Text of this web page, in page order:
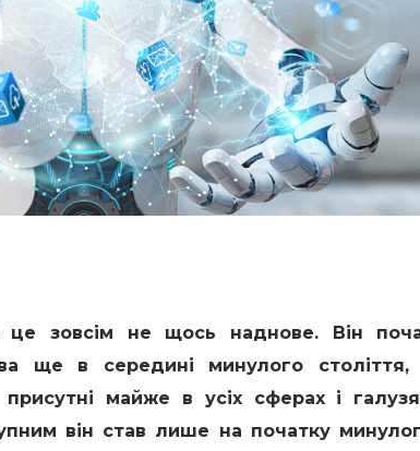
це зовсім не щось наднове. Він
ще в середині минулого століття,
присутні майже в усіх сферах і
він став лише на початку